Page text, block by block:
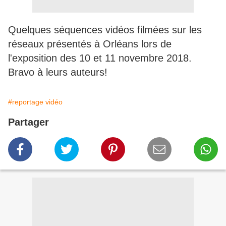
Quelques séquences vidéos filmées sur les
réseaux présentés à Orléans lors de
l'exposition des 10 et 11 novembre 2018.
Bravo à leurs auteurs!
#reportage vidéo
Partager